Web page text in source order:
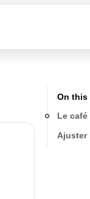
On this
Le café
Ajuster